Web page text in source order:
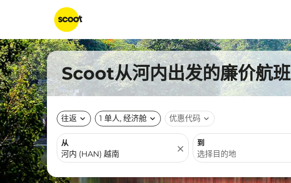
Scoot从河内出发的廉价航班
往返 expand_more 1 单人, 经济舱 expand_more 优惠代码 expand_more
从
close
到